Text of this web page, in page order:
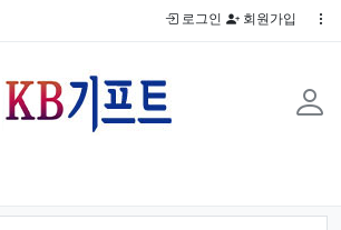
로그인 회원가입